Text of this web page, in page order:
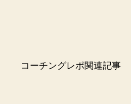
コーチングレポ関連記事